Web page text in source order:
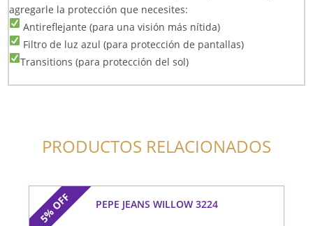
agregarle la protección que necesites:
Antireflejante (para una visión más nítida)
Filtro de luz azul (para protección de pantallas)
Transitions (para protección del sol)
PRODUCTOS RELACIONADOS
5%
OFF PEPE JEANS WILLOW 3224